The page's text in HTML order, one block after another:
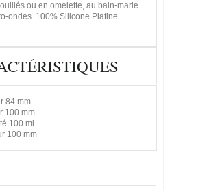
ou en omelette, au bain-marie
ondes. 100% Silicone Platine.
84 mm
100 mm
100 ml
100 mm